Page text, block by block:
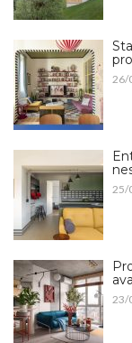
26/
25/
23/